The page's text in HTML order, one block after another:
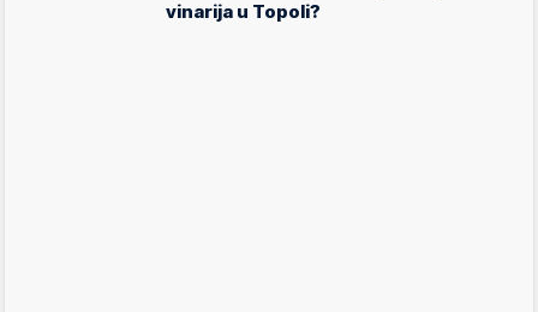
vinarija u Topoli?